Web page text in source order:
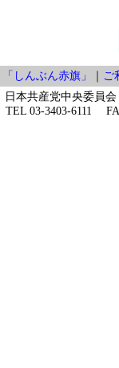
「しんぶん赤旗」
ご
日本共産党中央委員会
03-3403-6111